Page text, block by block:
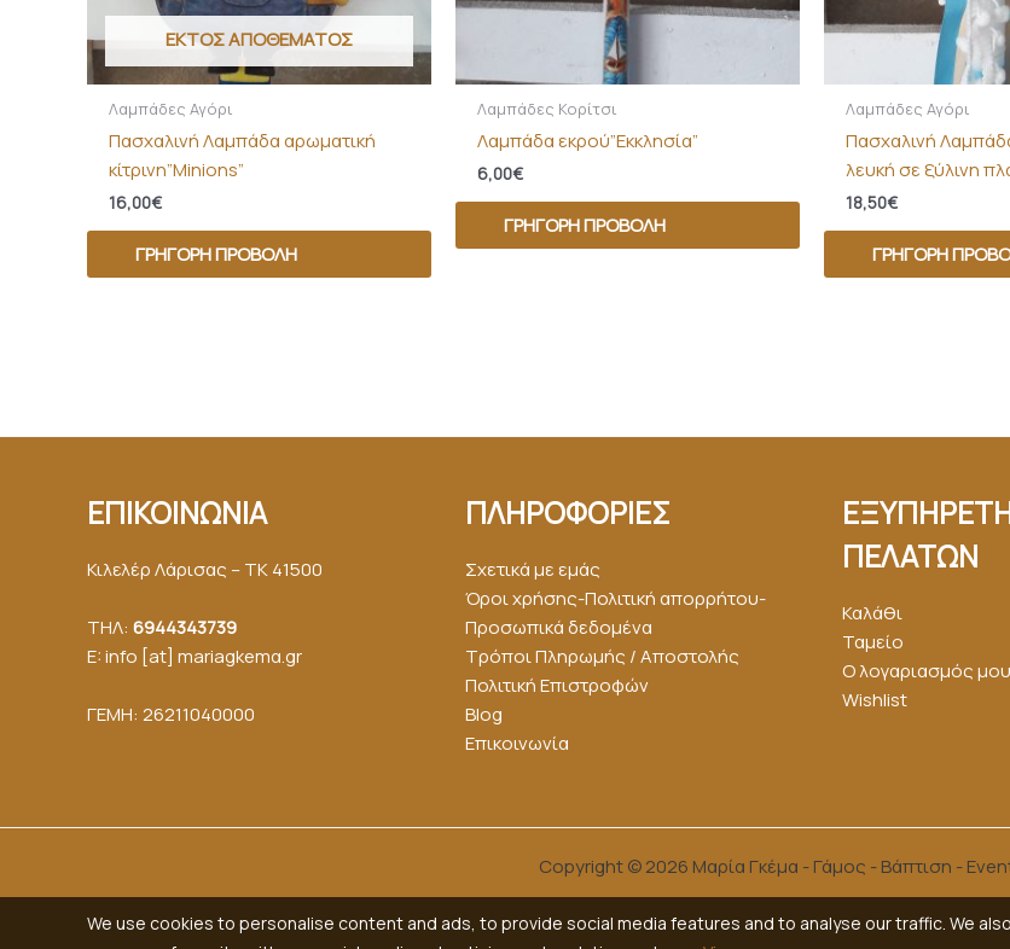
ΕΚΤΌΣ ΑΠΟΘΈΜΑΤΟΣ
Λαμπάδες Αγόρι
Πασχαλινή Λαμπάδα αρωματική
κίτρινη”Minions”
16,00€
ΓΡΉΓΟΡΗ ΠΡΟΒΟΛΉ
Λαμπάδες Κορίτσι
Λαμπάδα εκρού”Εκκλησία”
6,00€
ΓΡΉΓΟΡΗ ΠΡΟΒΟΛΉ
Λαμπάδες Αγόρι
Πασχαλινή
λευκή σε ξύλινη
18,50€
ΓΡΉΓΟΡΗ
ΕΠΙΚΟΙΝΩΝΙΑ
Κιλελέρ Λάρισας – ΤΚ 41500
ΤΗΛ: 6944343739
E: info [at] mariagkemα.gr
ΓΕΜΗ: 26211040000
ΠΛΗΡΟΦΟΡΙΕΣ
Σχετικά με εμάς
Όροι χρήσης-Πολιτική απορρήτου-
Προσωπικά δεδομένα
Τρόποι Πληρωμής / Αποστολής
Πολιτική Επιστροφών
Blog
Επικοινωνία
ΠΕΛΑΤΩΝ
Καλάθι
Ταμείο
Ο λογαριασμός μου
Wishlist
Copyright © 2026 Μαρία Γκέμα - Γάμος - Βάπτιση -
We use cookies to personalise content and ads, to provide social media features and to analyse our traffic. We